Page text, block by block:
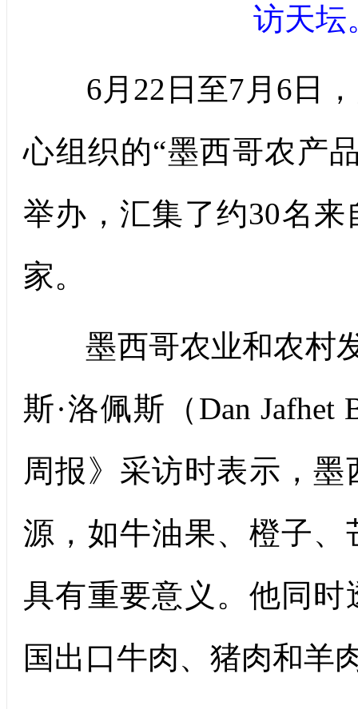
访天坛
6月22日至7月6日，
心组织的“墨西哥农产
举办，汇集了约30名
家。
墨西哥农业和农村发
斯·洛佩斯（Dan Jafhet
周报》采访时表示，
源，如牛油果、橙子
具有重要意义。他同
国出口牛肉、猪肉和羊